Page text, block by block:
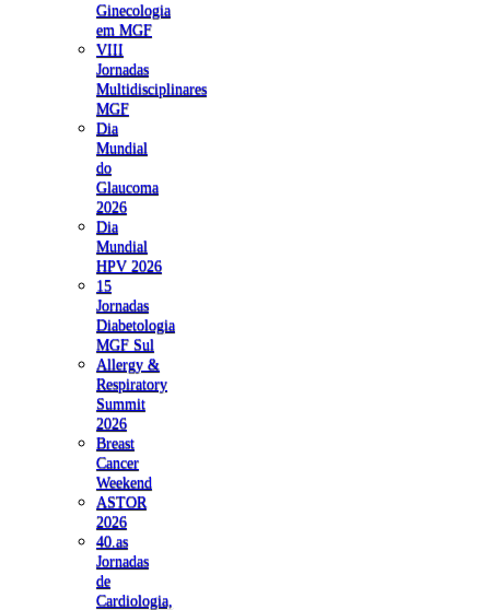
Ginecologia
em MGF
VIII
Jornadas
Multidisciplinares
MGF
Dia
Mundial
do
Glaucoma
2026
Dia
Mundial
HPV 2026
15
Jornadas
Diabetologia
MGF Sul
Allergy &
Respiratory
Summit
2026
Breast
Cancer
Weekend
ASTOR
2026
40.as
Jornadas
de
Cardiologia,